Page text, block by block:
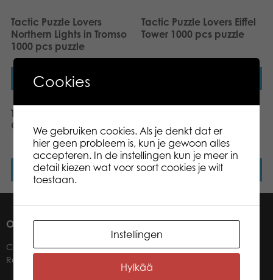
Tactic Puzzle Lovers
Northern Lights in Tromso
1000 pcs puzzle
Lees verder
Tactic Puzzle Lovers Eiffel
Tower 1000 pcs puzzle
Tactic Puzzle Lovers Tall
Giraffes 1000 pcs puzzle
Lees verder
Dashing Dachshunds
1000 pcs puzzle
Lees verder
OVER ONS
Contact
Retailers
Cookies
We gebruiken cookies. Als je denkt dat er
hier geen probleem is, kun je gewoon alles
accepteren. In de instellingen kun je meer in
detail kiezen wat voor soort cookies je wilt
toestaan.
Instellingen
Hylkää